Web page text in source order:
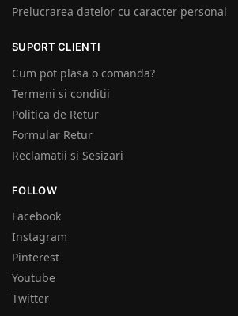
Prelucrarea datelor cu caracter personal
SUPORT CLIENTI
Cum pot plasa o comanda?
Termeni si conditii
Politica de Retur
Formular Retur
Reclamatii si Sesizari
FOLLOW
Facebook
Instagram
Pinterest
Youtube
Twitter